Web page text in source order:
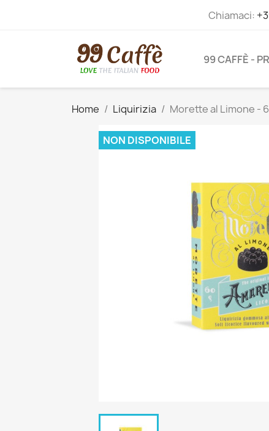
Chiamaci:
99 CAFFÈ -
Home Liquirizia Morette al Limone -
NON DISPONIBILE